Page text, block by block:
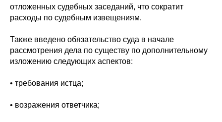
отложенных судебных заседаний, что сократит
расходы по судебным извещениям.
Также введено обязательство суда в начале
рассмотрения дела по существу по дополнительному
изложению следующих аспектов:
• требования истца;
• возражения ответчика;